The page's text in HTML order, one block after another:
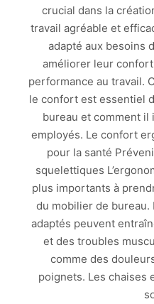
crucial dans la
travail agréable et
adapté aux besoins
améliorer leur
performance au travail.
le confort est essentiel
bureau et comment il
employés. Le confort
pour la santé
squelettiques
plus importants à
du mobilier de bureau.
adaptés peuvent
et des troubles
comme des
poignets. Les chaises